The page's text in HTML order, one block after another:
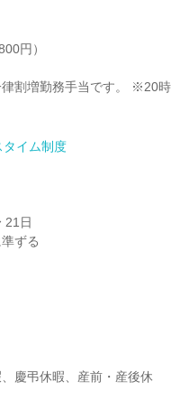
円）
割増勤務手当です。 ※20時
イム制度
21日
ずる
慶弔休暇、産前・産後休